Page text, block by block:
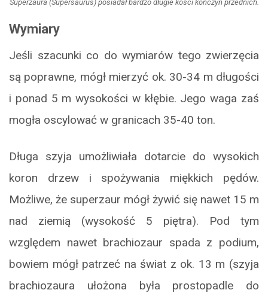
Superzaura (Supersaurus) posiadał bardzo długie kości kończyn przednich.
Wymiary
Jeśli szacunki co do wymiarów tego zwierzęcia
są poprawne, mógł mierzyć ok. 30-34 m długości
i ponad 5 m wysokości w kłębie. Jego waga zaś
mogła oscylować w granicach 35-40 ton.
Długa szyja umożliwiała dotarcie do wysokich
koron drzew i spożywania miękkich pędów.
Możliwe, że superzaur mógł żywić się nawet 15 m
nad ziemią (wysokość 5 piętra). Pod tym
względem nawet brachiozaur spada z podium,
bowiem mógł patrzeć na świat z ok. 13 m (szyja
brachiozaura ułożona była prostopadle do